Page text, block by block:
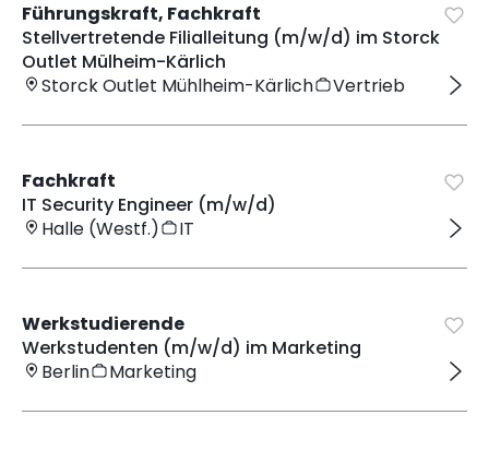
Führungskraft, Fachkraft
Stellvertretende Filialleitung (m/w/d) im Storck
Outlet Mülheim-Kärlich
Storck Outlet Mühlheim-Kärlich
Vertrieb
Fachkraft
IT Security Engineer (m/w/d)
Halle (Westf.)
IT
Werkstudierende
Werkstudenten (m/w/d) im Marketing
Berlin
Marketing